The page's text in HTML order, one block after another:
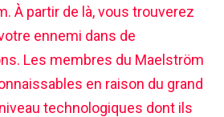
À partir de là, vous trouverez
ennemi dans de
Les membres du Maelström
en raison du grand
technologiques dont ils